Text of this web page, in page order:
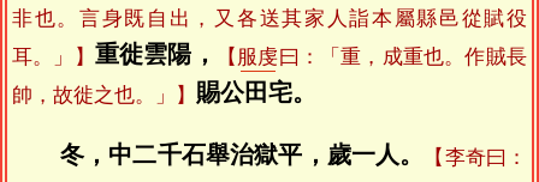
非也。言身既自出，又各送其家人詣本屬縣邑從賦役
耳。」】 重徙雲陽， 【 服虔曰：「重，成重也。作賊長
帥，故徙之也。」】 賜公田宅。
冬，中二千石舉治獄平，歲一人。
【李奇曰：